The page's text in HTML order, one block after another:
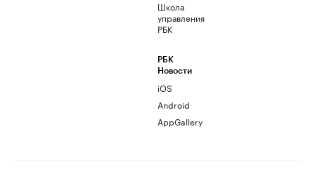
Школа
управления
РБК
РБК
Новости
iOS
Android
AppGallery